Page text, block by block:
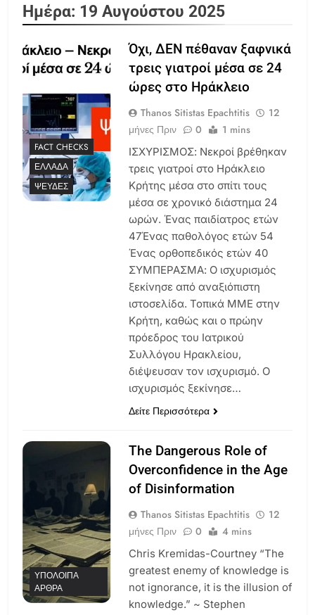
Ημέρα: 19 Αυγούστου 2025
FACT CHECKS
ΕΛΛΆΔΑ
ΨΕΥΔΈΣ
Όχι, ΔΕΝ πέθαναν ξαφνικά
τρεις γιατροί μέσα σε 24
ώρες στο Ηράκλειο
Thanos Sitistas Epachtitis
12
μήνες Πριν
0 1 mins
ΙΣΧΥΡΙΣΜΟΣ: Νεκροί βρέθηκαν
τρεις γιατροί στο Ηράκλειο
Κρήτης μέσα στο σπίτι τους
μέσα σε χρονικό διάστημα 24
ωρών. Ένας παιδίατρος ετών
47Ένας παθολόγος ετών 54
Ένας ορθοπεδικός ετών 40
ΣΥΜΠΕΡΑΣΜΑ: Ο ισχυρισμός
ξεκίνησε από αναξιόπιστη
ιστοσελίδα. Τοπικά ΜΜΕ στην
Κρήτη, καθώς και ο πρώην
πρόεδρος του Ιατρικού
Συλλόγου Ηρακλείου,
διέψευσαν τον ισχυρισμό. Ο
ισχυρισμός ξεκίνησε…
Δείτε Περισσότερα
ΥΠΌΛΟΙΠΑ
ΆΡΘΡΑ
The Dangerous Role of
Overconfidence in the Age
of Disinformation
Thanos Sitistas Epachtitis
12
μήνες Πριν
0 4 mins
Chris Kremidas-Courtney “The
greatest enemy of knowledge is
not ignorance, it is the illusion of
knowledge.” ~ Stephen